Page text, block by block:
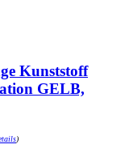
Kunststoff
GELB,
)